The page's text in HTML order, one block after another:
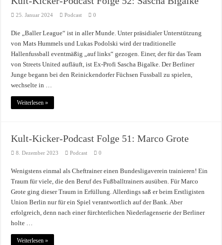
25. Januar 2024 Podcast 0
Die „Baller League“ ist in aller Munde. Unter präsidialer Unterstützung
von Mats Hummels und Lukas Podolski wird der traditionelle
Hallenfussball eventmäßig „auf links“ gezogen. Einer, der für das Team
von Streets United aufläuft, ist Ex-Profi Sascha Bigalke. Der Berliner
Junge begann bei den Reinickendorfer Füchsen Fussball zu spielen,
wechselte in …
Weiterlesen »
Kult-Kicker-Podcast Folge 51: Marco Grote
8. Dezember 2023 Podcast 0
Wenigstens einmal als Cheftrainer einen Bundesligaverein trainieren! Ein
Traum für viele, die den Beruf des Fußballtrainers ausüben. Für Marco
Grote ging dieser Traum in Erfüllung. Allerdings saß er beim Erstligisten
Union Berlin nur für ein Spiel verantwortlich auf der Bank. Aber
erfolgreich, denn nach einer fürchterlichen Niederlagenserie der Berliner
holte …
Weiterlesen »